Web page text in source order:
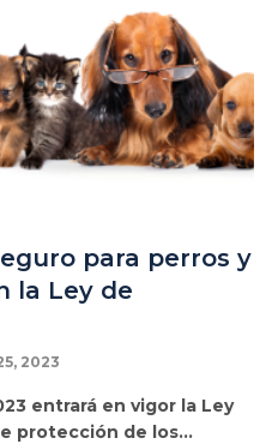
para perros y
la Ley de
2023
entrará en vigor la Ley
protección de los…